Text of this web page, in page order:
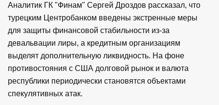
Аналитик ГК "Финам" Сергей Дроздов рассказал, что
турецким Центробанком введены экстренные меры
для защиты финансовой стабильности из-за
девальвации лиры, а кредитным организациям
выделят дополнительную ликвидность. На фоне
противостояния с США долговой рынок и валюта
республики периодически становятся объектами
спекулятивных атак.